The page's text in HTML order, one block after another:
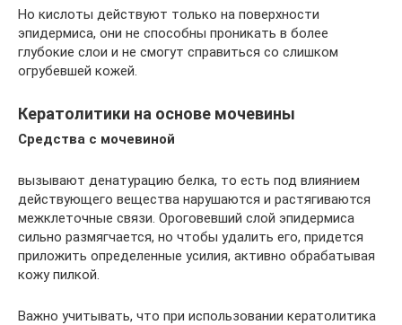
Но кислоты действуют только на поверхности
эпидермиса, они не способны проникать в более
глубокие слои и не смогут справиться со слишком
огрубевшей кожей.
Кератолитики на основе мочевины
Средства с мочевиной
вызывают денатурацию белка, то есть под влиянием
действующего вещества нарушаются и растягиваются
межклеточные связи. Ороговевший слой эпидермиса
сильно размягчается, но чтобы удалить его, придется
приложить определенные усилия, активно обрабатывая
кожу пилкой.
Важно учитывать, что при использовании кератолитика